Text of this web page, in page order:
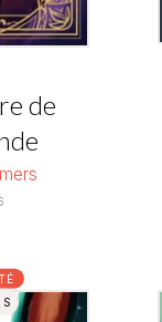
de